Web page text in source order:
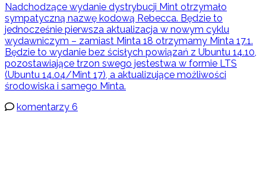
Nadchodzące wydanie dystrybucji Mint otrzymało
sympatyczną nazwę kodową Rebecca. Będzie to
jednocześnie pierwsza aktualizacja w nowym cyklu
wydawniczym – zamiast Minta 18 otrzymamy Minta 17.1.
Będzie to wydanie bez ścisłych powiązań z Ubuntu 14.10,
pozostawiające trzon swego jestestwa w formie LTS
(Ubuntu 14.04/Mint 17), a aktualizujące możliwości
środowiska i samego Minta.
komentarzy 6